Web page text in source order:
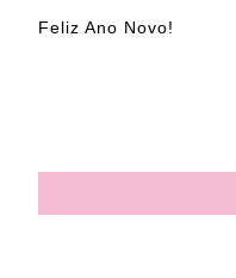
Feliz Ano Novo!